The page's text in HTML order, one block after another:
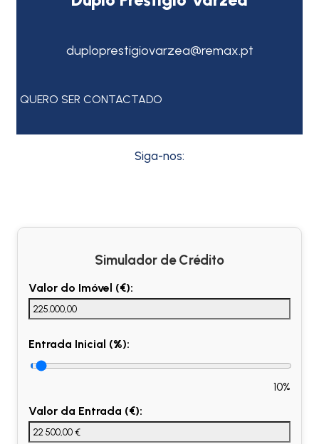
duploprestigiovarzea@remax.pt
QUERO SER CONTACTADO
Siga-nos:
Simulador de Crédito
Valor do Imóvel (€):
Entrada Inicial (%):
10%
Valor da Entrada (€):